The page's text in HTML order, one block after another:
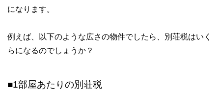
になります。
例えば、以下のような広さの物件でしたら、別荘税はいく
らになるのでしょうか？
■1部屋あたりの別荘税